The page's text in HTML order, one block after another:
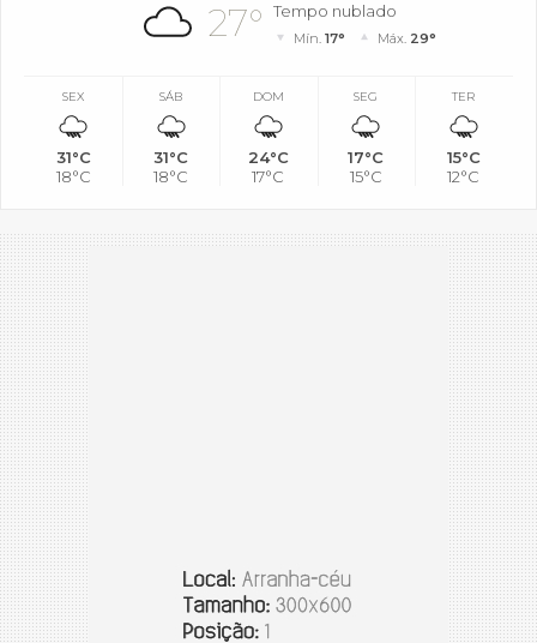
27° Tempo nublado
Mín.17° Máx. 29°
SEX
31°C
18°C
SÁB
31°C
18°C
DOM
24°C
17°C
SEG
17°C
15°C
TER
15°C
12°C